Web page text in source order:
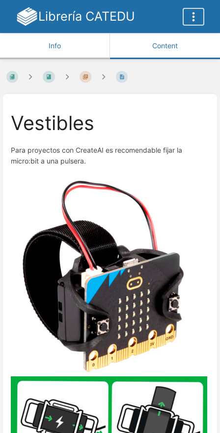
Librería CATEDU
Info Content
Vestibles
Para proyectos con CreateAI es recomendable fijar la
micro:bit a una pulsera.